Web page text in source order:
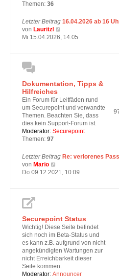
g
Themen: 36
Letzter Beitrag 16.04.2026 ab 16
von Lauritzl
e
e
r
e
i
t
r
a
Mi 15.04.2026, 14:05
Dokumentation, Tipps &
Hilfreiches
Ein Forum für Leitfäden rund
um Securepoint und verwandte
Themen. Beachten Sie, dass
dies kein Support-Forum ist.
Moderator: Securepoint
Themen: 97
Letzter Beitrag Re: verlorenes
von Mario
e
e
r
B
e
i
t
r
a
g
Do 09.12.2021, 10:09
Securepoint Status
Wichtig! Diese Seite befindet
sich noch im Beta-Status und
es kann z.B. aufgrund von nicht
angekündigten Wartungen zur
nicht Erreichbarkeit dieser
Seite kommen.
Moderator: Announcer